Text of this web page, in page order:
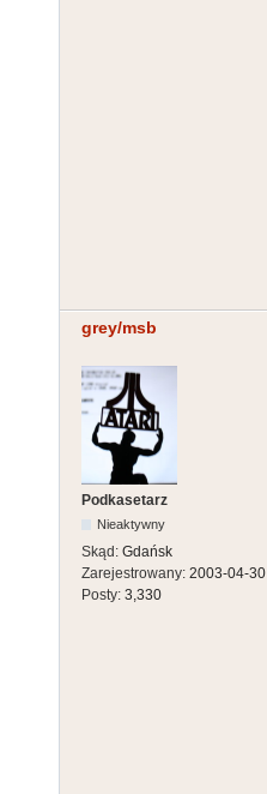
grey/msb
Podkasetarz
Nieaktywny
Skąd: Gdańsk
Zarejestrowany: 2003-04-30
Posty: 3,330